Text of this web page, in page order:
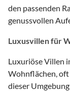
den passenden
genussvollen
Luxusvillen für
Luxuriöse Villen
Wohnflächen, oft
dieser